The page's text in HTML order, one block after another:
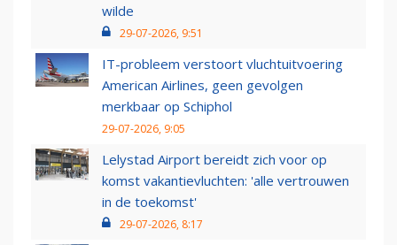
wilde
29-07-2026, 9:51
IT-probleem verstoort vluchtuitvoering
American Airlines, geen gevolgen
merkbaar op Schiphol
29-07-2026, 9:05
Lelystad Airport bereidt zich voor op
komst vakantievluchten: 'alle vertrouwen
in de toekomst'
29-07-2026, 8:17